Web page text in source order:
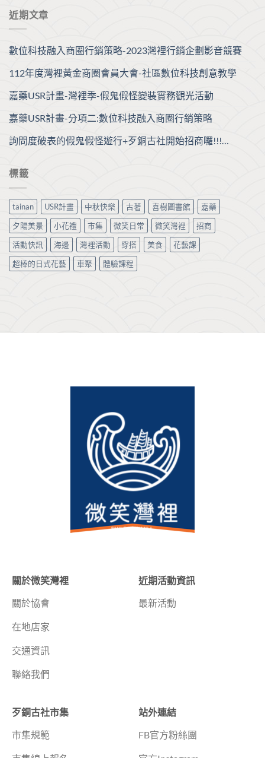
近期文章
數位科技融入商圈行銷策略-2023灣裡行銷企劃影音競賽
112年度灣裡黃金商圈會員大會-社區數位科技創意教學
嘉藥USR計畫-灣裡季-假鬼假怪變裝實務觀光活動
嘉藥USR計畫-分項二:數位科技融入商圈行銷策略
詢問度破表的假鬼假怪遊行+歹銅古社開始招商囉!!!…
標籤
tainan USR計畫 中秋快樂 古著 喜樹圖書館
嘉藥
夕陽美景
小花禮 市集 微笑日常 微笑灣裡
招商
活動快訊
海邊 灣裡活動 穿搭 美食
花藝課
超棒的日式花藝
車聚 體驗課程
關於微笑灣裡
關於協會
在地店家
交通資訊
聯絡我們
近期活動資訊
最新活動
歹銅古社市集
市集規範
站外連結
FB官方粉絲團